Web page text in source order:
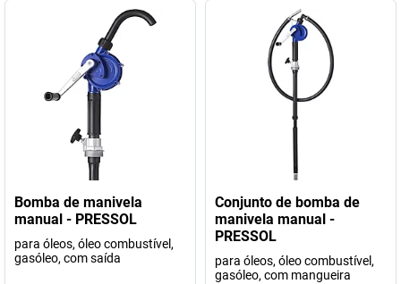
Bomba de manivela
manual - PRESSOL
para óleos, óleo combustível,
gasóleo, com saída
Conjunto de bomba de
manivela manual -
PRESSOL
para óleos, óleo combustível,
gasóleo, com mangueira